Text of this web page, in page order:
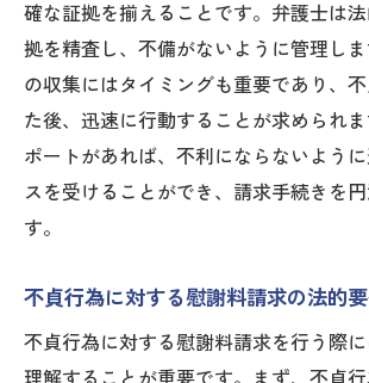
確な証拠を揃えることです。弁護士は
拠を精査し、不備がないように管理し
の収集にはタイミングも重要であり、
た後、迅速に行動することが求められ
ポートがあれば、不利にならないよう
スを受けることができ、請求手続きを
す。
不貞行為に対する慰謝料請求の法的
不貞行為に対する慰謝料請求を行う際
理解することが重要です。まず、不貞